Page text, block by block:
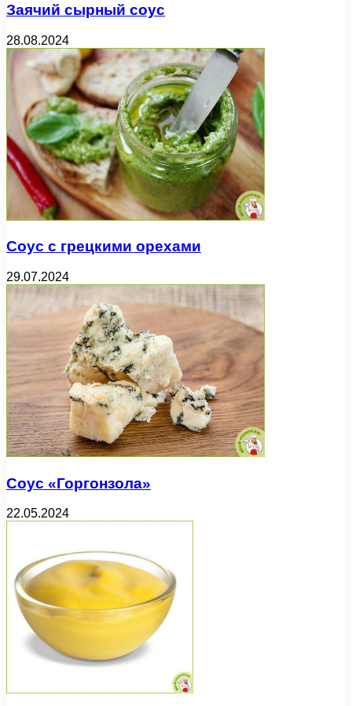
Заячий сырный соус
28.08.2024
Соус с грецкими орехами
29.07.2024
Соус «Горгонзола»
22.05.2024